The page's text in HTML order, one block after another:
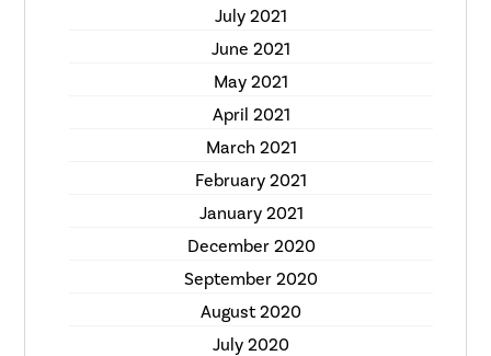
July 2021
June 2021
May 2021
April 2021
March 2021
February 2021
January 2021
December 2020
September 2020
August 2020
July 2020